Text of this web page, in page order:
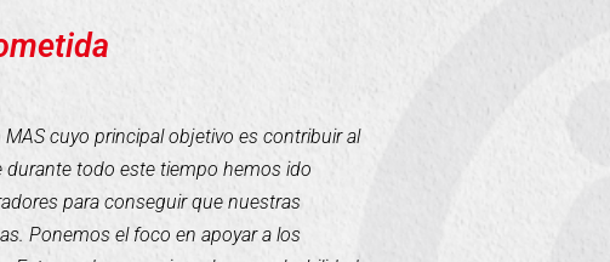
cuyo principal objetivo es contribuir al
todo este tiempo hemos ido
para conseguir que nuestras
Ponemos el foco en apoyar a los